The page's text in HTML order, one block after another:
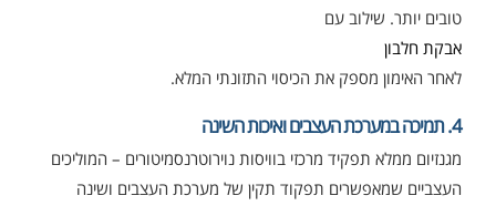
טובים יותר. שילוב עם
אבקת חלבון
לאחר האימון מספק את הכיסוי התזונתי המלא.
4. תמיכה במערכת העצבים ואיכות השינה
מגנזיום ממלא תפקיד מרכזי בוויסות נוירוטרנסמיטורים – המוליכים
העצביים שמאפשרים תפקוד תקין של מערכת העצבים ושינה